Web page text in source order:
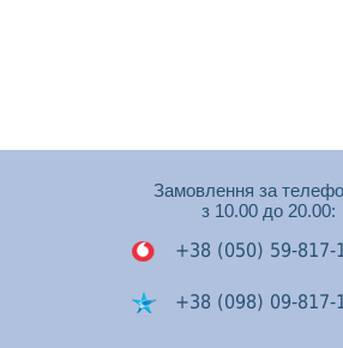
Замовлення за
з 10.00 до 20.00:
+38 (050) 59-817-
+38 (098) 09-817-